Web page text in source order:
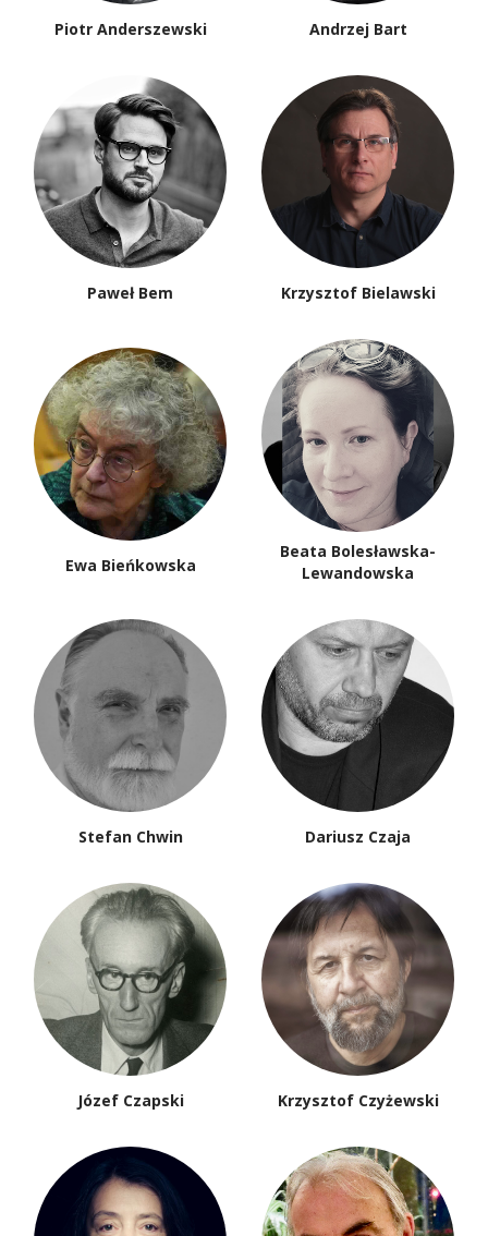
Piotr Anderszewski Andrzej Bart
Paweł Bem Krzysztof Bielawski
Ewa Bieńkowska
Beata Bolesławska-
Lewandowska
Stefan Chwin Dariusz Czaja
Józef Czapski Krzysztof Czyżewski